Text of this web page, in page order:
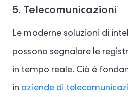
5. Telecomunicazioni
Le moderne soluzioni di
possono segnalare le
in tempo reale. Ciò è
in aziende di